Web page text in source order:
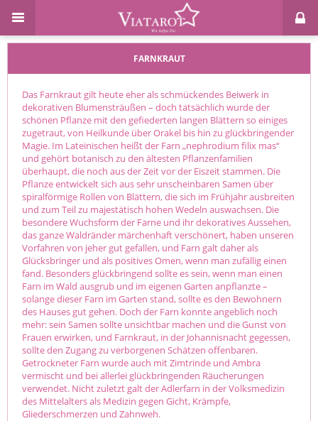
FARNKRAUT
Das Farnkraut gilt heute eher als schmückendes Beiwerk in
dekorativen Blumensträußen – doch tatsächlich wurde der
schönen Pflanze mit den gefiederten langen Blättern so einiges
zugetraut, von Heilkunde über Orakel bis hin zu glückbringender
Magie. Im Lateinischen heißt der Farn „nephrodium filix mas“
und gehört botanisch zu den ältesten Pflanzenfamilien
überhaupt, die noch aus der Zeit vor der Eiszeit stammen. Die
Pflanze entwickelt sich aus sehr unscheinbaren Samen über
spiralförmige Rollen von Blättern, die sich im Frühjahr ausbreiten
und zum Teil zu majestätisch hohen Wedeln auswachsen. Die
besondere Wuchsform der Farne und ihr dekoratives Aussehen,
das ganze Waldränder märchenhaft verschönert, haben unseren
Vorfahren von jeher gut gefallen, und Farn galt daher als
Glücksbringer und als positives Omen, wenn man zufällig einen
fand. Besonders glückbringend sollte es sein, wenn man einen
Farn im Wald ausgrub und im eigenen Garten anpflanzte –
solange dieser Farn im Garten stand, sollte es den Bewohnern
des Hauses gut gehen. Doch der Farn konnte angeblich noch
mehr: sein Samen sollte unsichtbar machen und die Gunst von
Frauen erwirken, und Farnkraut, in der Johannisnacht gegessen,
sollte den Zugang zu verborgenen Schätzen offenbaren.
Getrockneter Farn wurde auch mit Zimtrinde und Ambra
vermischt und bei allerlei glückbringenden Räucherungen
verwendet. Nicht zuletzt galt der Adlerfarn in der Volksmedizin
des Mittelalters als Medizin gegen Gicht, Krämpfe,
Gliederschmerzen und Zahnweh.